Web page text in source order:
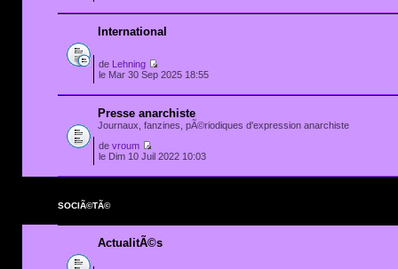
International
de
Lehning
le Mar 30 Sep 2025 18:55
Presse anarchiste
Journaux, fanzines, pÃ©riodiques d'expression anarchiste
de vroum
le Dim 10 Juil 2022 10:03
SOCIÃ©TÃ©
ActualitÃ©s